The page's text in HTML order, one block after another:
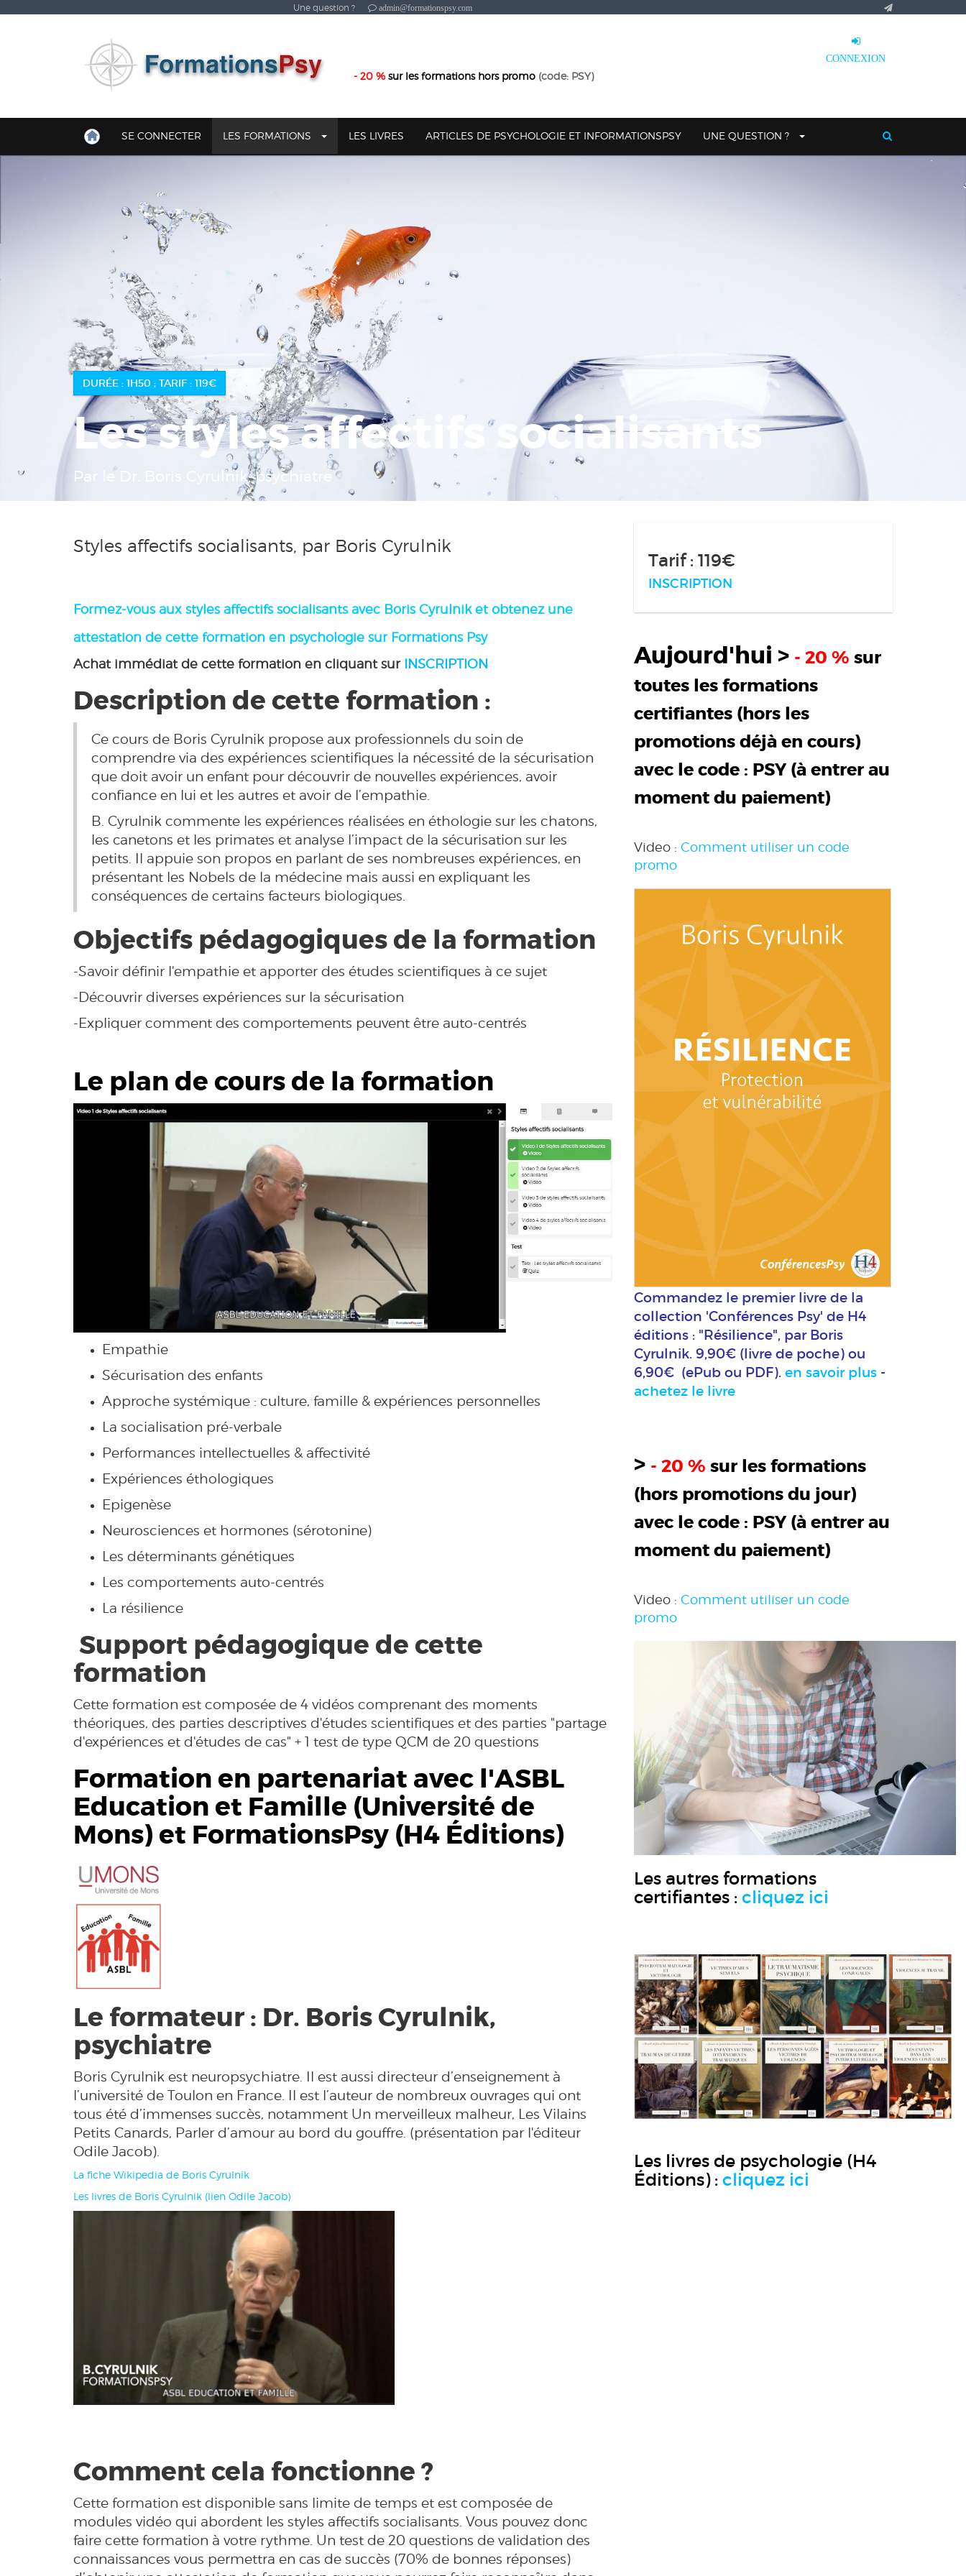
Une question ? admin@formationspsy.com
CONNEXION
- 20 %sur les formations hors promo (code: PSY)
SE CONNECTER LES FORMATIONS LES LIVRES ARTICLES DE PSYCHOLOGIE ET INFORMATIONSPSY UNE QUESTION ?
DURÉE : 1H50 ; TARIF : 119€
Les styles affectifs socialisants
Par le Dr. Boris Cyrulnik, psychiatre
Styles affectifs socialisants, par Boris Cyrulnik
Formez-vous aux styles affectifs socialisants avec Boris Cyrulniket obtenez une
attestation de cette formation en psychologie sur Formations Psy
Achat immédiat de cette formation en cliquant sur INSCRIPTION
Description de cette formation :
Ce cours de Boris Cyrulnik propose aux professionnels du soin de
comprendre via des expériences scientifiques la nécessité de la sécurisation
que doit avoir un enfant pour découvrir de nouvelles expériences, avoir
confiance en lui et les autres et avoir de l’empathie.
B. Cyrulnik commente les expériences réalisées en éthologie sur les chatons,
les canetons et les primates et analyse l’impact de la sécurisation sur les
petits. Il appuie son propos en parlant de ses nombreuses expériences, en
présentant les Nobels de la médecine mais aussi en expliquant les
conséquences de certains facteurs biologiques.
Objectifs pédagogiques de la formation
-Savoir définir l'empathie et apporter des études scientifiques à ce sujet
-Découvrir diverses expériences sur la sécurisation
-Expliquer comment des comportements peuvent être auto-centrés
Le plan de cours de la formation
Empathie
Sécurisation des enfants
Approche systémique : culture, famille & expériences personnelles
La socialisation pré-verbale
Performances intellectuelles & affectivité
Expériences éthologiques
Epigenèse
Neurosciences et hormones (sérotonine)
Les déterminants génétiques
Les comportements auto-centrés
La résilience
Support pédagogique de cette
formation
Cette formation est composée de 4 vidéos comprenant des moments
théoriques, des parties descriptives d'études scientifiques et des parties "partage
d'expériences et d'études de cas" + 1 test de type QCM de 20 questions
Formation en partenariat avec l'ASBL
Education et Famille (Université de
Mons) et FormationsPsy (H4 Éditions)
Le formateur : Dr. Boris Cyrulnik,
psychiatre
Boris Cyrulnik est neuropsychiatre. Il est aussi directeur d’enseignement à
l’université de Toulon en France. Il est l’auteur de nombreux ouvrages qui ont
tous été d’immenses succès, notamment Un merveilleux malheur, Les Vilains
Petits Canards, Parler d’amour au bord du gouffre. (présentation par l'éditeur
Odile Jacob).
La fiche Wikipedia de Boris Cyrulnik
Les livres de Boris Cyrulnik (lien Odile Jacob)
Comment cela fonctionne ?
Cette formation est disponible sans limite de temps et est composée de
modules vidéo qui abordent les styles affectifs socialisants. Vous pouvez donc
faire cette formation à votre rythme. Un test de 20 questions de validation des
connaissances vous permettra en cas de succès (70% de bonnes réponses)
Tarif : 119€
INSCRIPTION
Aujourd'hui > - 20 % sur
toutes les formations
certifiantes (hors les
promotions déjà en cours)
avec le code : PSY(à entrer au
moment du paiement)
Video : Comment utiliser un code
promo
Commandez le premier livre de la
collection 'Conférences Psy' de H4
éditions : "Résilience", par Boris
Cyrulnik. 9,90€ (livre de poche) ou
6,90€ (ePub ou PDF). en savoir plus -
achetez le livre
> - 20 % sur les formations
(hors promotions du jour)
avec le code : PSY(à entrer au
moment du paiement)
Video : Comment utiliser un code
promo
Les autres formations
certifiantes : cliquez ici
Les livres de psychologie (H4
Éditions) : cliquez ici